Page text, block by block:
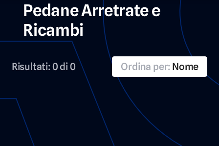
Pedane Arretrate e
Ricambi
Ordina per: Nome
Risultati:0 di 0